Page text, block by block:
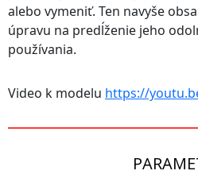
alebo vymeniť. Ten navyše
úpravu na predĺženie jeho
používania.
Video k modelu https://